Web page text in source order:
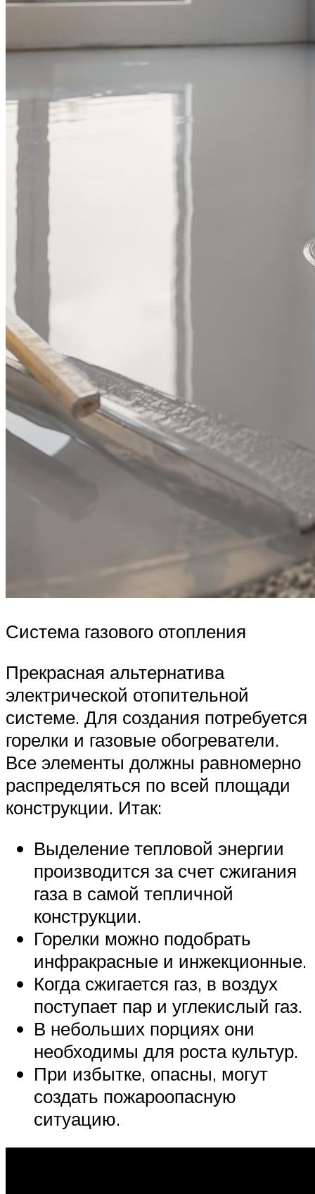
Система газового отопления
Прекрасная альтернатива
электрической отопительной
системе. Для создания потребуется
горелки и газовые обогреватели.
Все элементы должны равномерно
распределяться по всей площади
конструкции. Итак:
Выделение тепловой энергии
производится за счет сжигания
газа в самой тепличной
конструкции.
Горелки можно подобрать
инфракрасные и инжекционные.
Когда сжигается газ, в воздух
поступает пар и углекислый газ.
В небольших порциях они
необходимы для роста культур.
При избытке, опасны, могут
создать пожароопасную
ситуацию.